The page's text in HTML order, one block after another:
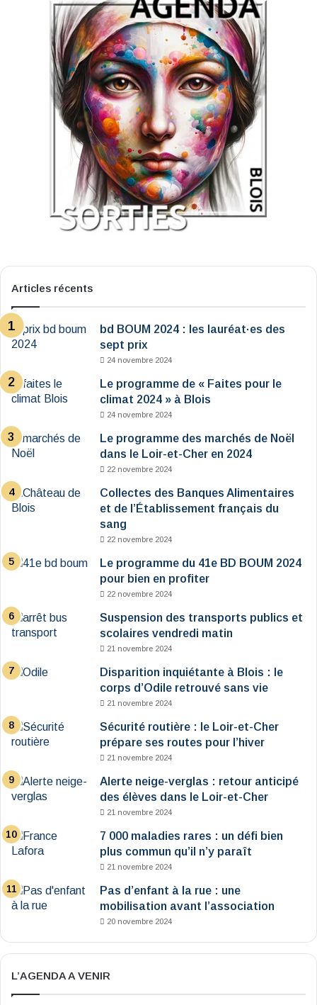
Articles récents
bd BOUM 2024 : les lauréat·es des
sept prix
24 novembre 2024
Le programme de « Faites pour le
climat 2024 » à Blois
24 novembre 2024
Le programme des marchés de Noël
dans le Loir-et-Cher en 2024
22 novembre 2024
Collectes des Banques Alimentaires
et de l’Établissement français du
sang
22 novembre 2024
Le programme du 41e BD BOUM 2024
pour bien en profiter
22 novembre 2024
Suspension des transports publics et
scolaires vendredi matin
21 novembre 2024
Disparition inquiétante à Blois : le
corps d’Odile retrouvé sans vie
21 novembre 2024
Sécurité routière : le Loir-et-Cher
prépare ses routes pour l’hiver
21 novembre 2024
Alerte neige-verglas : retour anticipé
des élèves dans le Loir-et-Cher
21 novembre 2024
7 000 maladies rares : un défi bien
plus commun qu’il n’y paraît
21 novembre 2024
Pas d’enfant à la rue : une
mobilisation avant l’association
20 novembre 2024
L’AGENDA A VENIR